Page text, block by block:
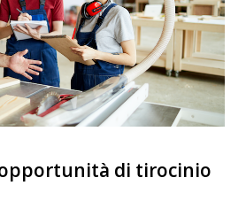
di tirocinio